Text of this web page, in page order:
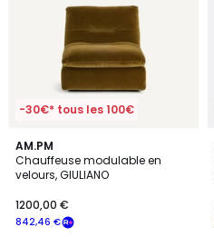
-30€* tous les 100€
AM.PM
Chauffeuse modulable en
velours, GIULIANO
842,46 €
1200,00 €
14
Couleurs